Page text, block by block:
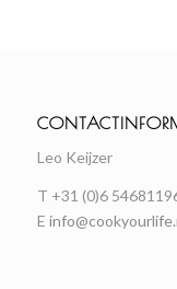
Leo Keijzer
T +31 (0)6
E